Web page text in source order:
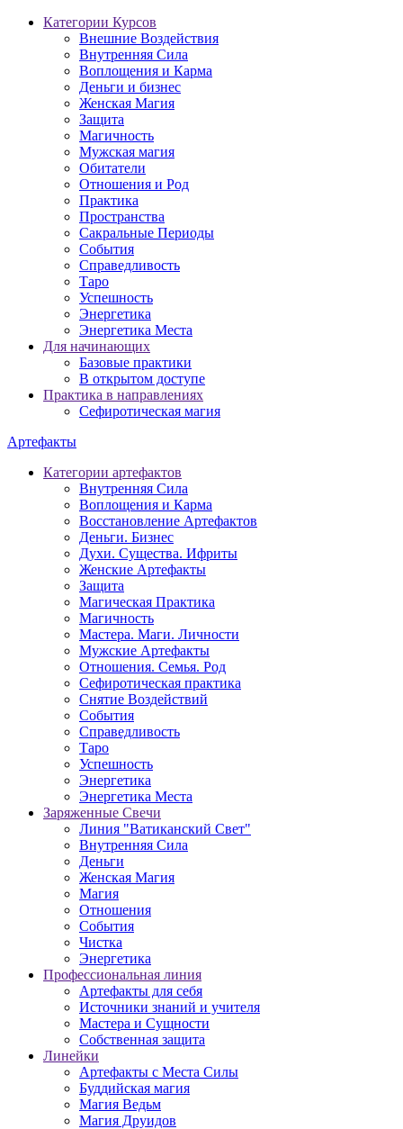
Категории Курсов
Внешние Воздействия
Внутренняя Сила
Воплощения и Карма
Деньги и бизнес
Женская Магия
Защита
Магичность
Мужская магия
Обитатели
Отношения и Род
Практика
Пространства
Сакральные Периоды
События
Справедливость
Таро
Успешность
Энергетика
Энергетика Места
Для начинающих
Базовые практики
В открытом доступе
Практика в направлениях
Сефиротическая магия
Артефакты
Категории артефактов
Внутренняя Сила
Воплощения и Карма
Восстановление Артефактов
Деньги. Бизнес
Духи. Существа. Ифриты
Женские Артефакты
Защита
Магическая Практика
Магичность
Мастера. Маги. Личности
Мужские Артефакты
Отношения. Семья. Род
Сефиротическая практика
Снятие Воздействий
События
Справедливость
Таро
Успешность
Энергетика
Энергетика Места
Заряженные Свечи
Линия "Ватиканский Свет"
Внутренняя Сила
Деньги
Женская Магия
Магия
Отношения
События
Чистка
Энергетика
Профессиональная линия
Артефакты для себя
Источники знаний и учителя
Мастера и Сущности
Собственная защита
Линейки
Артефакты с Места Силы
Буддийская магия
Магия Ведьм
Магия Друидов